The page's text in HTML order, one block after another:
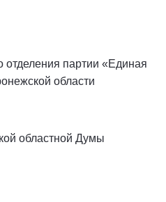
отделения партии «Единая
области
областной Думы